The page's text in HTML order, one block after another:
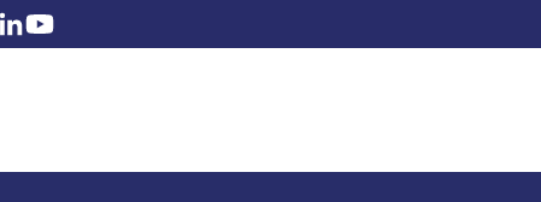
LinkedIn
Youtube